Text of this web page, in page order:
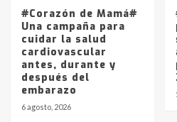
#Corazón de Mamá#
Una campaña para
cuidar la salud
cardiovascular
antes, durante y
después del
embarazo
6 agosto, 2026